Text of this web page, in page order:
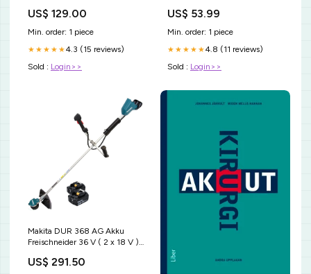
US$ 129.00
Min. order: 1 piece
★★★★★4.3 (15 reviews)
Sold : Login>>
US$ 53.99
Min. order: 1 piece
★★★★★4.8 (11 reviews)
Sold : Login>>
Makita DUR 368 AG Akku
Freischneider 36 V ( 2 x 18 V )
Akku 6,0 Ah - ohne Ladegerät
US$ 291.50